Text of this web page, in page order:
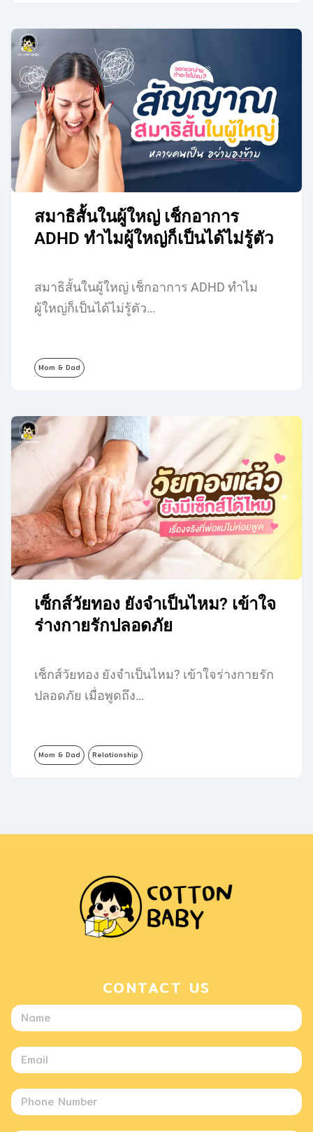
สมาธิสั้นในผู้ใหญ่ เช็กอาการ
ADHD ทำไมผู้ใหญ่ก็เป็นได้ไม่รู้ตัว
สมาธิสั้นในผู้ใหญ่ เช็กอาการ ADHD ทำไม
ผู้ใหญ่ก็เป็นได้ไม่รู้ตัว…
Mom & Dad
เซ็กส์วัยทอง ยังจำเป็นไหม? เข้าใจ
ร่างกายรักปลอดภัย
เซ็กส์วัยทอง ยังจำเป็นไหม? เข้าใจร่างกายรัก
ปลอดภัย เมื่อพูดถึง…
Mom & Dad Relationship
CONTACT US